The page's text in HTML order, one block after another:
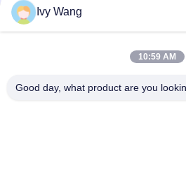
cinghia della rete
Ivy Wang
10:59 AM
Good day, what product are you